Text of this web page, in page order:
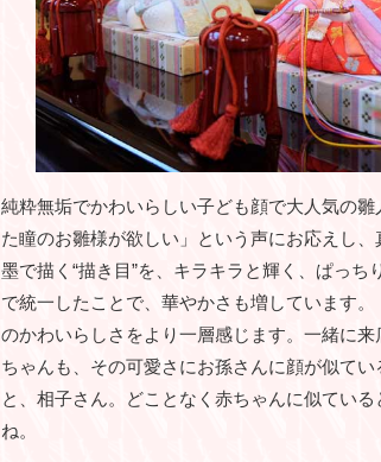
純粋無垢でかわいらしい子ども顔で大人気の
た瞳のお雛様が欲しい」という声にお応えし
墨で描く“描き目”を、キラキラと輝く、ぱっ
で統一したことで、華やかさも増しています
のかわいらしさをより一層感じます。一緒に
ちゃんも、その可愛さにお孫さんに顔が似てい
と、相子さん。どことなく赤ちゃんに似てい
ね。